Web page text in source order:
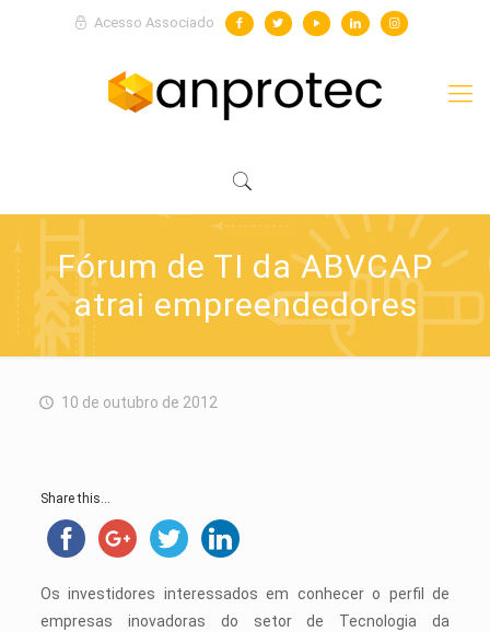
Acesso Associado
Fórum de TI da ABVCAP
atrai empreendedores
10 de outubro de 2012
Share this...
Os investidores interessados em conhecer o perfil de
empresas inovadoras do setor de Tecnologia da